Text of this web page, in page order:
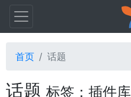
首页 话题
话题 标签：插件库